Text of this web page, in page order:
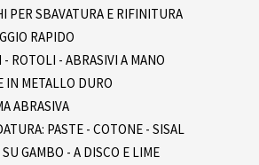
PER SBAVATURA E RIFINITURA
RAPIDO
- ROTOLI - ABRASIVI A MANO
IN METALLO DURO
ABRASIVA
PASTE - COTONE - SISAL
GAMBO - A DISCO E LIME